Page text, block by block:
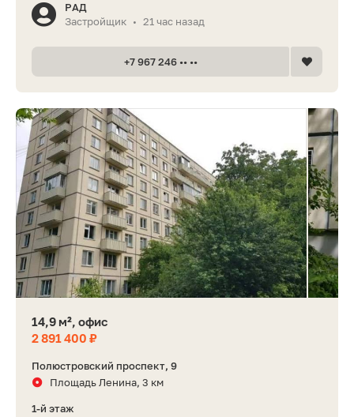
РАД
Застройщик • 21 час назад
+7 967 246 •• ••
14,9 м², офис
2 891 400 ₽
Полюстровский проспект, 9
Площадь Ленина, 3 км
1-й этаж